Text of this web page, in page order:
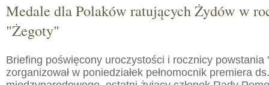
Medale dla Polaków ratujących Żydów w
"Żegoty"
Briefing poświęcony uroczystości i rocznicy powstania
zorganizował w poniedziałek pełnomocnik premiera